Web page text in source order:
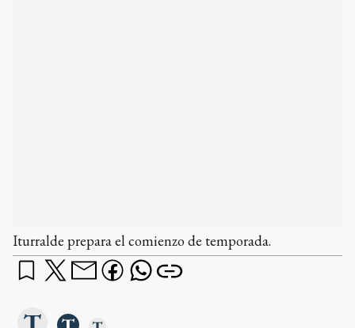
Iturralde prepara el comienzo de temporada.